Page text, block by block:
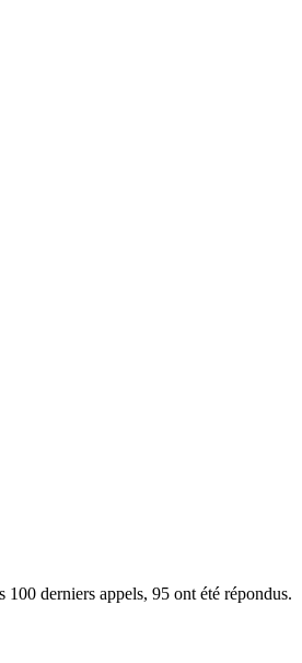
derniers appels, 95 ont été répondus.